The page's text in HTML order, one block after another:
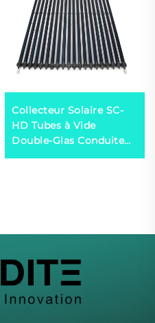
Collecteur Solaire SC-
HD Tubes à Vide
Double-Glas Conduite
de Chaleur Cuivre